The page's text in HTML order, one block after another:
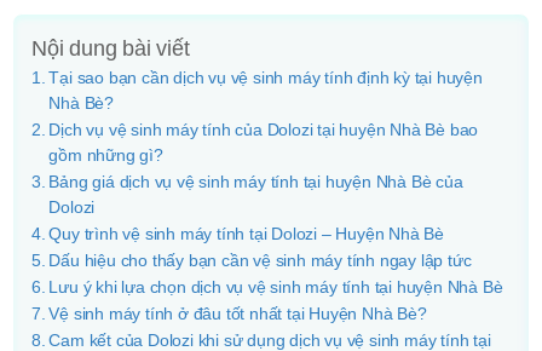
Nội dung bài viết
Tại sao bạn cần dịch vụ vệ sinh máy tính định kỳ tại huyện
Nhà Bè?
Dịch vụ vệ sinh máy tính của Dolozi tại huyện Nhà Bè bao
gồm những gì?
Bảng giá dịch vụ vệ sinh máy tính tại huyện Nhà Bè của
Dolozi
Quy trình vệ sinh máy tính tại Dolozi – Huyện Nhà Bè
Dấu hiệu cho thấy bạn cần vệ sinh máy tính ngay lập tức
Lưu ý khi lựa chọn dịch vụ vệ sinh máy tính tại huyện Nhà Bè
Vệ sinh máy tính ở đâu tốt nhất tại Huyện Nhà Bè?
Cam kết của Dolozi khi sử dụng dịch vụ vệ sinh máy tính tại